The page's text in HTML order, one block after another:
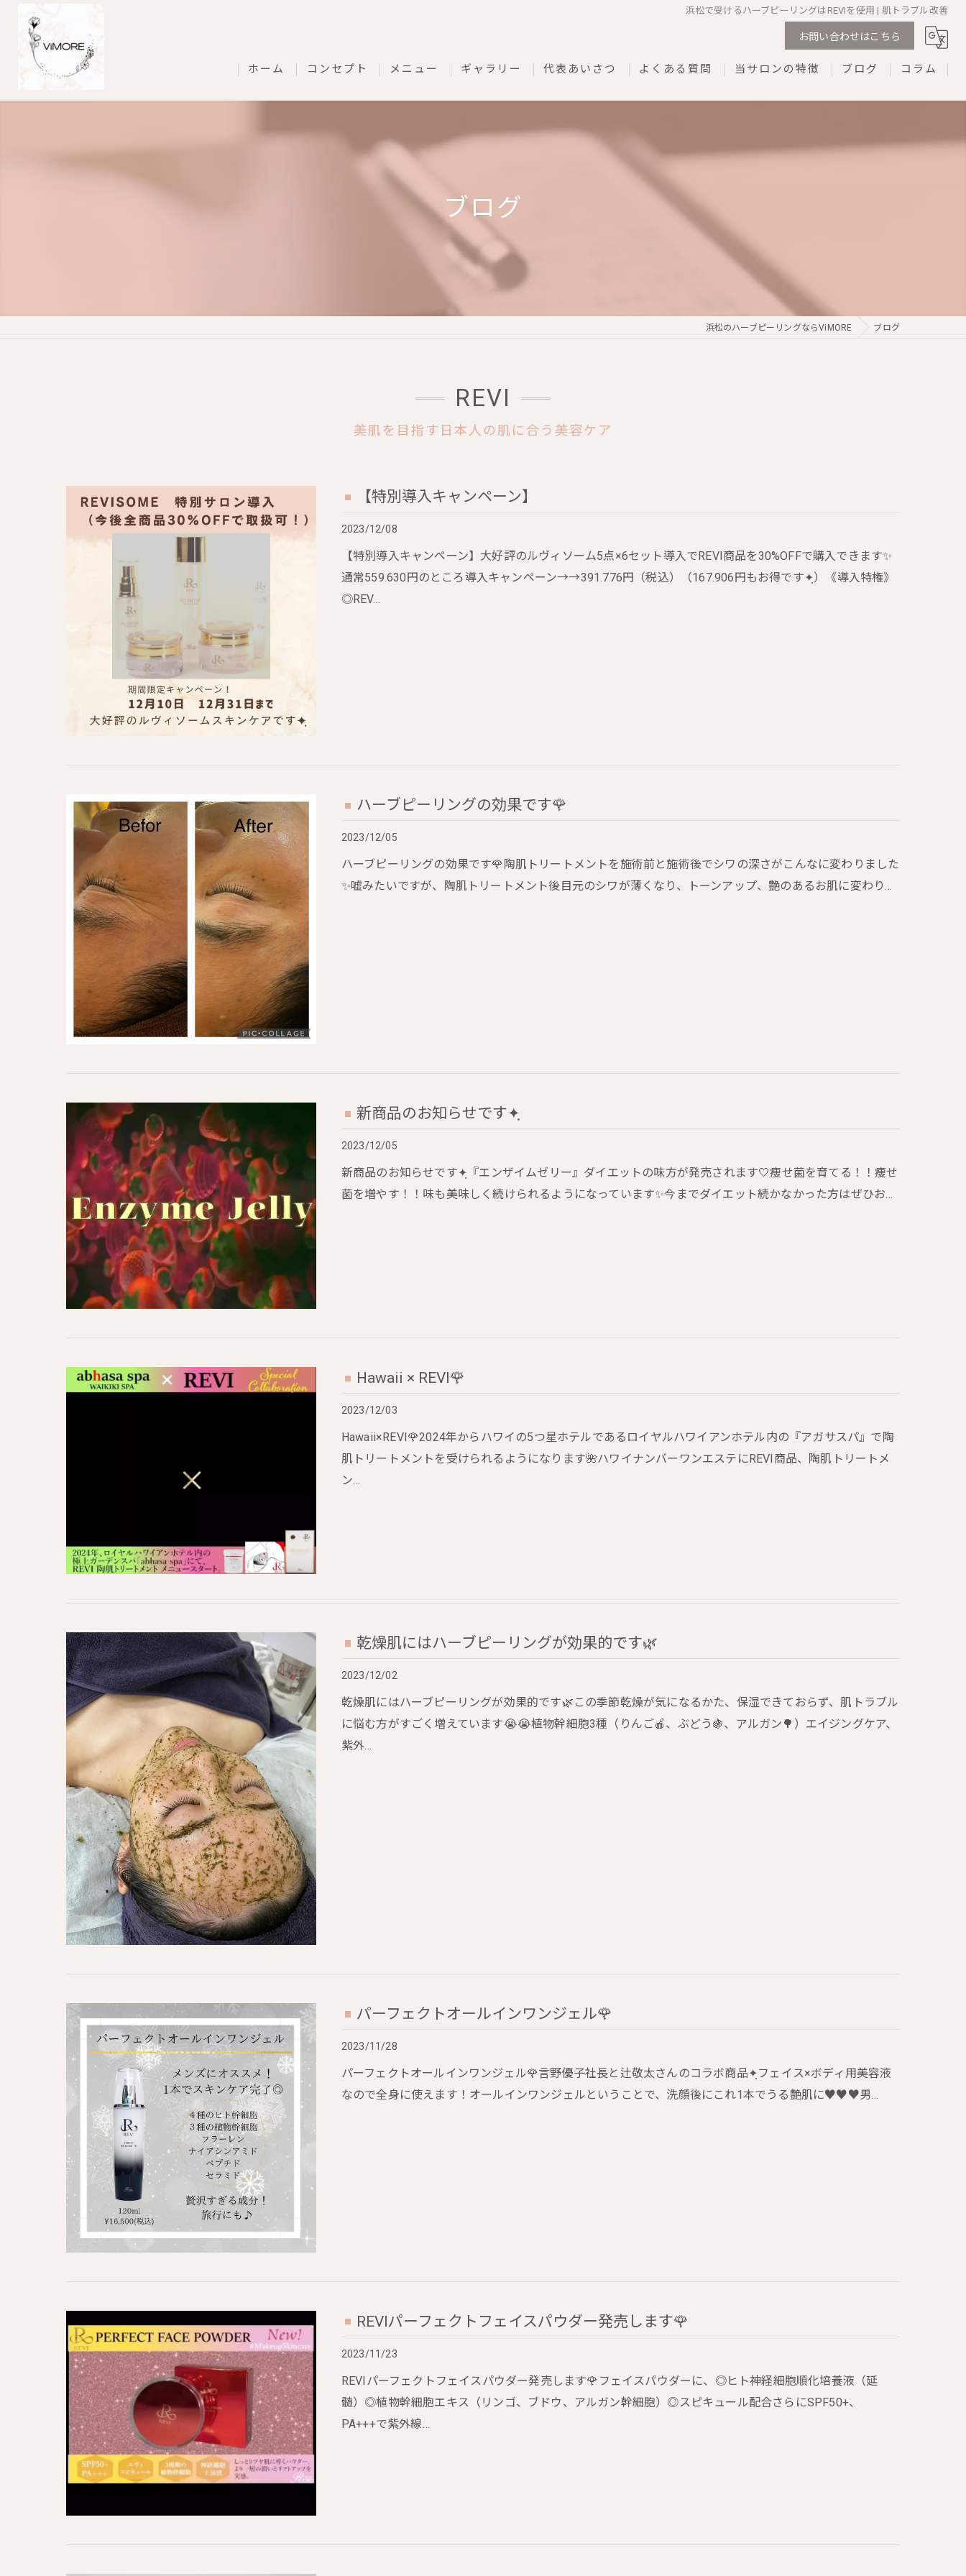
浜松で受けるハーブピーリングはREVIを使用 | 肌トラブル改善
お問い合わせはこちら
ホーム コンセプト メニュー ギャラリー 代表あいさつ よくある質問 当サロンの特徴
ダウンタイムなし
ブログ コラム
ブログ
浜松のハーブピーリングならViMORE ブログ
REVI
美肌を目指す日本人の肌に合う美容ケア
【特別導入キャンペーン】
2023/12/08
【特別導入キャンペーン】大好評のルヴィソーム5点×6セット導入でREVI商品を30%OFFで購入できます✨
通常559.630円のところ導入キャンペーン→→391.776円（税込）（167.906円もお得です✦ฺ）《導入特権》
◎REV…
ハーブピーリングの効果です🌹
2023/12/05
ハーブピーリングの効果です🌹陶肌トリートメントを施術前と施術後でシワの深さがこんなに変わりました
✨嘘みたいですが、陶肌トリートメント後目元のシワが薄くなり、トーンアップ、艶のあるお肌に変わり…
新商品のお知らせです✦ฺ
2023/12/05
新商品のお知らせです✦ฺ『エンザイムゼリー』ダイエットの味方が発売されます🤍痩せ菌を育てる！！痩せ
菌を増やす！！味も美味しく続けられるようになっています✨今までダイエット続かなかった方はぜひお…
Hawaii × REVI🌹
2023/12/03
Hawaii×REVI🌹2024年からハワイの5つ星ホテルであるロイヤルハワイアンホテル内の『アガサスパ』で陶
肌トリートメントを受けられるようになります🌺ハワイナンバーワンエステにREVI商品、陶肌トリートメ
ン…
乾燥肌にはハーブピーリングが効果的です🌿
2023/12/02
乾燥肌にはハーブピーリングが効果的です🌿この季節乾燥が気になるかた、保湿できておらず、肌トラブル
に悩む方がすごく増えています😭😭植物幹細胞3種（りんご🍎、ぶどう🍇、アルガン🌳）エイジングケア、
紫外…
パーフェクトオールインワンジェル🌹
2023/11/28
パーフェクトオールインワンジェル🌹言野優子社長と辻敬太さんのコラボ商品✦ฺフェイス×ボディ用美容液
なので全身に使えます！オールインワンジェルということで、洗顔後にこれ1本でうる艶肌に♥︎︎♥︎︎♥︎︎男…
REVIパーフェクトフェイスパウダー発売します🌹
2023/11/23
REVIパーフェクトフェイスパウダー発売します🌹フェイスパウダーに、◎ヒト神経細胞順化培養液（延
髄）◎植物幹細胞エキス（リンゴ、ブドウ、アルガン幹細胞）◎スピキュール配合さらにSPF50+、
PA+++で紫外線…